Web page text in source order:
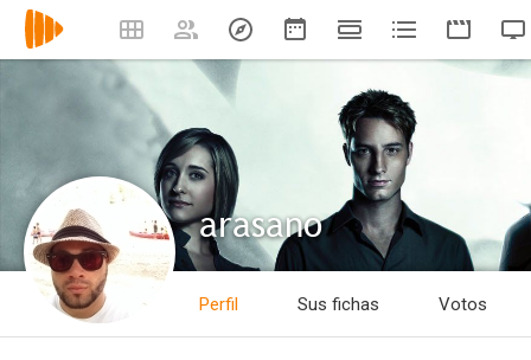
arasano
Perfil Sus fichas Votos